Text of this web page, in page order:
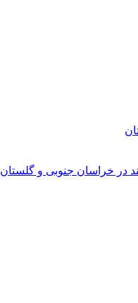
در خراسان جنوبی و گلستان